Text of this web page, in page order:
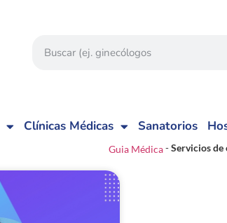
Clínicas Médicas Sanatorios
Guia Médica-Servicios